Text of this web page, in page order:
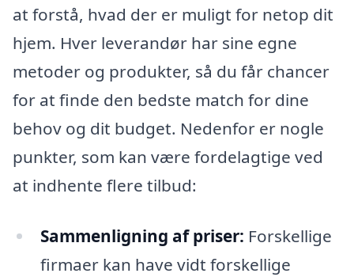
at forstå, hvad der er muligt for netop dit
hjem. Hver leverandør har sine egne
metoder og produkter, så du får chancer
for at finde den bedste match for dine
behov og dit budget. Nedenfor er nogle
punkter, som kan være fordelagtige ved
at indhente flere tilbud:
Sammenligning af priser: Forskellige
firmaer kan have vidt forskellige